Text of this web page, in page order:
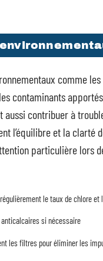
comme
contaminants
aussi contribuer à
l’équilibre et la clarté
particulière lors
le taux de chlore et
si nécessaire
les filtres pour éliminer les